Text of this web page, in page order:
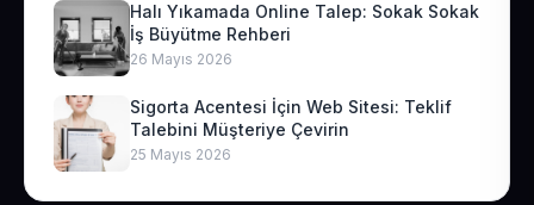
Halı Yıkamada Online Talep: Sokak Sokak
İş Büyütme Rehberi
26 Mayıs 2026
Sigorta Acentesi İçin Web Sitesi: Teklif
Talebini Müşteriye Çevirin
25 Mayıs 2026